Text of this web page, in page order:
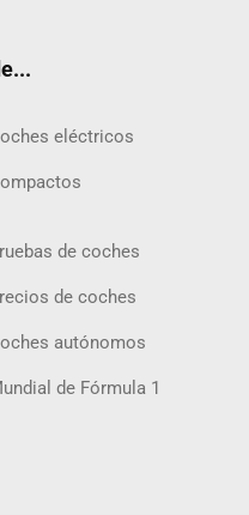
eléctricos
de coches
de coches
autónomos
de Fórmula 1